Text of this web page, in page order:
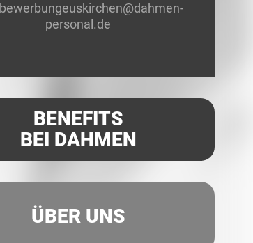
bewerbungeuskirchen@dahmen-
personal.de
BENEFITS
BEI DAHMEN
ÜBER UNS